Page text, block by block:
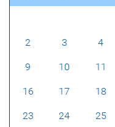
2 3 4
9 10 11
16 17 18
23 24 25